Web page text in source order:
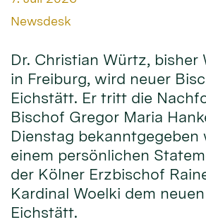
Von:
Newsdesk
Dr. Christian Würtz, bisher
in Freiburg, wird neuer
Eichstätt. Er tritt die
Bischof Gregor Maria
Dienstag bekanntgegeben
einem persönlichen
der Kölner Erzbischof
Kardinal Woelki dem
Eichstätt.